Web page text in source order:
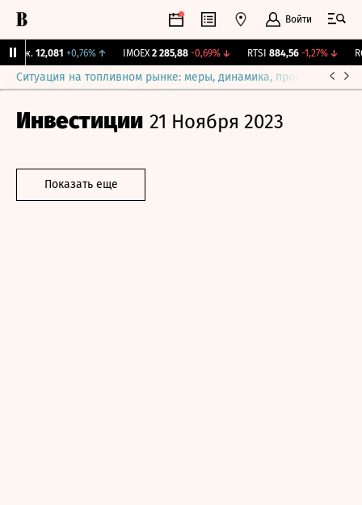
Войти
12,081 +0,76%↑ IMOEX 2 285,88 -0,69%↓ RTSI 884,56 -1,27%↓
Ситуация на топливном рынке: меры, динамика, прогнозы
Инвестиции 21 Ноября 2023
Показать еще